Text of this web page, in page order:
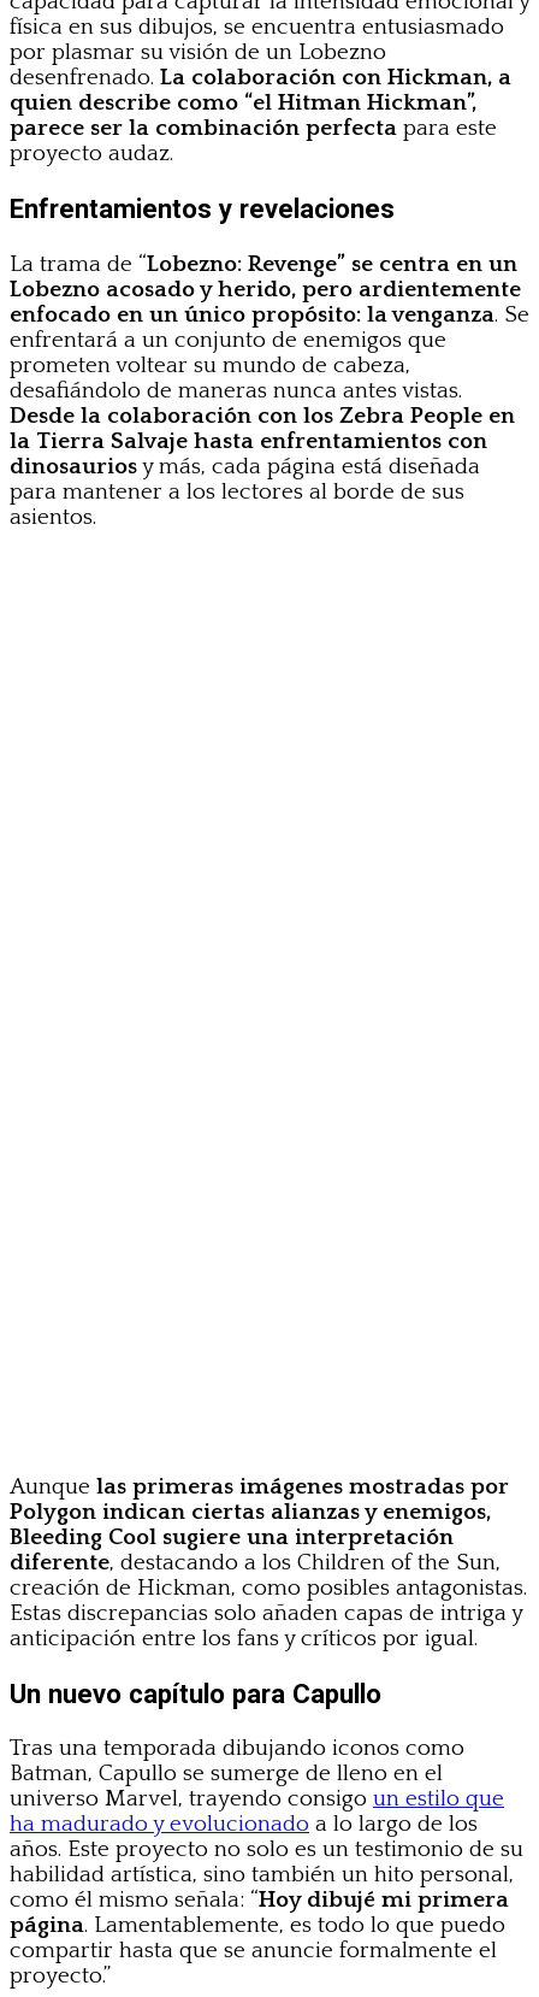
física en sus dibujos, se encuentra entusiasmado
por plasmar su visión de un Lobezno
desenfrenado. La colaboración con Hickman, a
quien describe como “el Hitman Hickman”,
parece ser la combinación perfecta para este
proyecto audaz.
Enfrentamientos y revelaciones
La trama de “Lobezno: Revenge” se centra en un
Lobezno acosado y herido, pero ardientemente
enfocado en un único propósito: la venganza. Se
enfrentará a un conjunto de enemigos que
prometen voltear su mundo de cabeza,
desafiándolo de maneras nunca antes vistas.
Desde la colaboración con los Zebra People en
la Tierra Salvaje hasta enfrentamientos con
dinosauriosy más, cada página está diseñada
para mantener a los lectores al borde de sus
asientos.
Aunque las primeras imágenes mostradas por
Polygon indican ciertas alianzas y enemigos,
Bleeding Cool sugiere una interpretación
diferente, destacando a los Children of the Sun,
creación de Hickman, como posibles antagonistas.
Estas discrepancias solo añaden capas de intriga y
anticipación entre los fans y críticos por igual.
Un nuevo capítulo para Capullo
Tras una temporada dibujando iconos como
Batman, Capullo se sumerge de lleno en el
universo Marvel, trayendo consigo un estilo que
ha madurado y evolucionado a lo largo de los
años. Este proyecto no solo es un testimonio de su
habilidad artística, sino también un hito personal,
como él mismo señala: “Hoy dibujé mi primera
página. Lamentablemente, es todo lo que puedo
compartir hasta que se anuncie formalmente el
proyecto.”